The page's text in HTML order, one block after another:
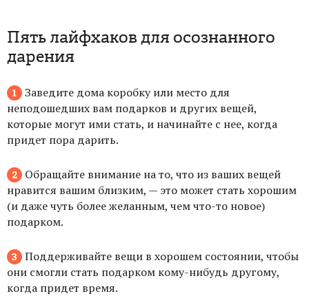
Пять лайфхаков для осознанного
дарения
Заведите дома коробку или место для
неподошедших вам подарков и других вещей,
которые могут ими стать, и начинайте с нее, когда
придет пора дарить.
Обращайте внимание на то, что из ваших вещей
нравится вашим близким, — это может стать хорошим
(и даже чуть более желанным, чем что-то новое)
подарком.
Поддерживайте вещи в хорошем состоянии, чтобы
они смогли стать подарком кому-нибудь другому,
когда придет время.